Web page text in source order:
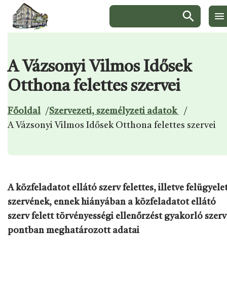
Ugrás a menüre
Ugrás a tartalomra
Ugrás a láblécre
Keresés:
A Vázsonyi Vilmos Idősek
Otthona felettes szervei
Főoldal /Szervezeti, személyzeti adatok
/
A Vázsonyi Vilmos Idősek Otthona felettes szervei
A közfeladatot ellátó szerv felettes, illetve
szervének, ennek hiányában a közfeladatot ellátó
szerv felett törvényességi ellenőrzést gyakorló szerv
pontban meghatározott adatai